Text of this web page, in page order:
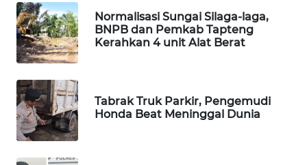
Normalisasi Sungai Silaga-laga,
BNPB dan Pemkab Tapteng
Kerahkan 4 unit Alat Berat
Tabrak Truk Parkir, Pengemudi
Honda Beat Meninggal Dunia
PLN
WATCH
MKLI
LPKKI
LKKI